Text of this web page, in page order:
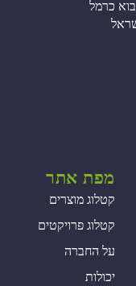
מפת אתר
קטלוג מוצרים
קטלוג פרויקטים
על החברה
יכולות